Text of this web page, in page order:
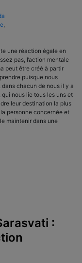
,
une réaction égale en
pas, l’action mentale
peut être créé à partir
puisque nous
chacun de nous il y a
nous lie tous les uns et
leur destination la plus
personne concernée et
maintenir dans une
: